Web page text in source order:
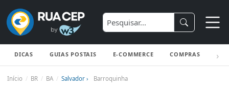
DICAS GUIAS POSTAIS E-COMMERCE COMPRAS
Início BR BA Salvador › Barroquinha